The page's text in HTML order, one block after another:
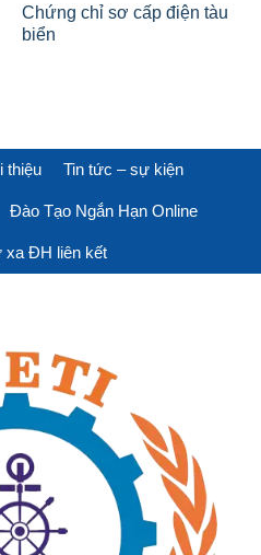
Chứng chỉ sơ cấp điện tàu
biển
thiệu Tin tức – sự kiện
Đào Tạo Ngắn Hạn Online
xa ĐH liên kết